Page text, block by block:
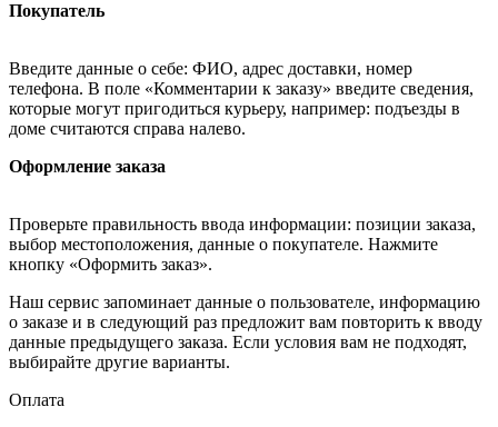
Покупатель
Введите данные о себе: ФИО, адрес доставки, номер
телефона. В поле «Комментарии к заказу» введите сведения,
которые могут пригодиться курьеру, например: подъезды в
доме считаются справа налево.
Оформление заказа
Проверьте правильность ввода информации: позиции заказа,
выбор местоположения, данные о покупателе. Нажмите
кнопку «Оформить заказ».
Наш сервис запоминает данные о пользователе, информацию
о заказе и в следующий раз предложит вам повторить к вводу
данные предыдущего заказа. Если условия вам не подходят,
выбирайте другие варианты.
Оплата